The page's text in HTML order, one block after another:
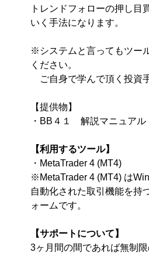
トレンドフォローの押し目
いく手法になります。
※システムと言ってもツー
ください。
ご自身で学んで頂く投資
【提供物】
・BB４１ 解説マニュア
【利用するツール】
・MetaTrader 4 (MT4)
※MetaTrader 4 (MT4) は
自動化された取引機能を持
ォームです。
【サポートについて】
3ヶ月間の間であれば無制